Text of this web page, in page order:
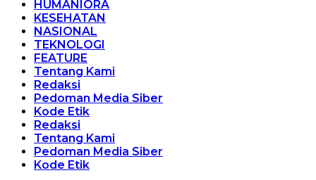
HUMANIORA
KESEHATAN
NASIONAL
TEKNOLOGI
FEATURE
Tentang Kami
Redaksi
Pedoman Media Siber
Kode Etik
Redaksi
Tentang Kami
Pedoman Media Siber
Kode Etik